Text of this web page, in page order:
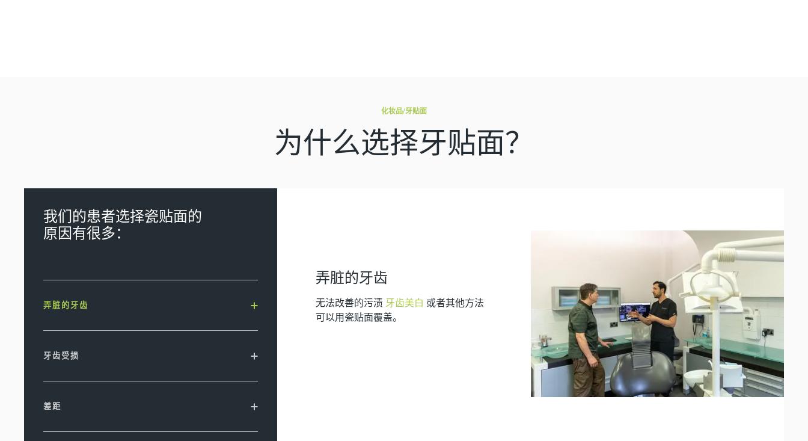
化妆品/牙贴面
为什么选择牙贴面？
我们的患者选择瓷贴面的
原因有很多：
弄脏的牙齿
牙齿受损
差距
弄脏的牙齿
无法改善的污渍 牙齿美白 或者其他方法
可以用瓷贴面覆盖。